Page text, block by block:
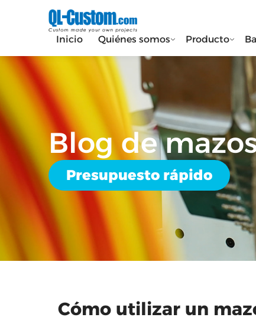
Inicio Quiénes somos Producto
Blog de
Presupuesto rápido
Cómo utilizar un